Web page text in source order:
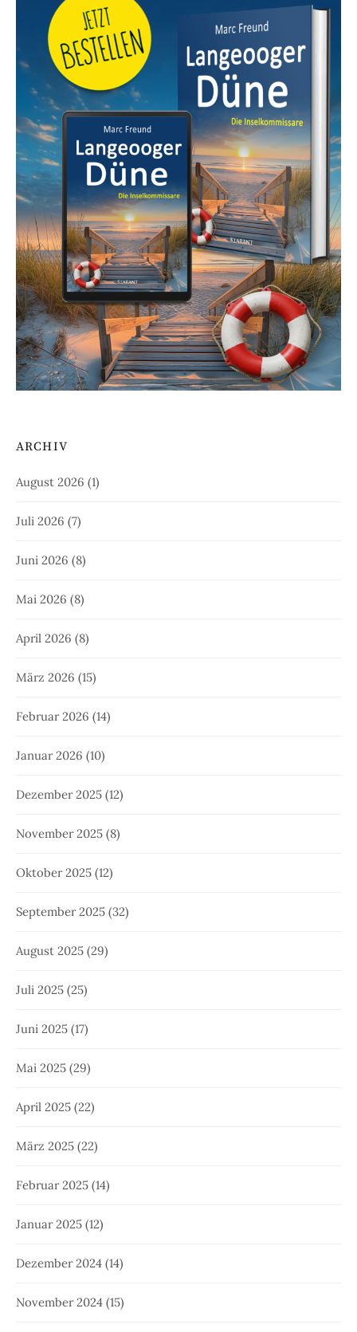
ARCHIV
August 2026 (1)
Juli 2026 (7)
Juni 2026 (8)
Mai 2026 (8)
April 2026 (8)
März 2026 (15)
Februar 2026 (14)
Januar 2026 (10)
Dezember 2025 (12)
November 2025 (8)
Oktober 2025 (12)
September 2025 (32)
August 2025 (29)
Juli 2025 (25)
Juni 2025 (17)
Mai 2025 (29)
April 2025 (22)
März 2025 (22)
Februar 2025 (14)
Januar 2025 (12)
Dezember 2024 (14)
November 2024 (15)